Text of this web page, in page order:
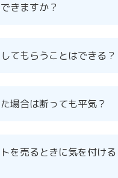
きますか？
てもらうことはできる？
場合は断っても平気？
を売るときに気を付ける